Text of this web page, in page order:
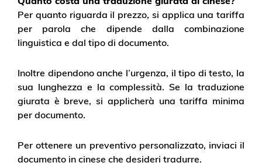
Per quanto riguarda il prezzo, si applica una tariffa
per parola che dipende dalla combinazione
linguistica e dal tipo di documento.
Inoltre dipendono anche l’urgenza, il tipo di testo, la
sua lunghezza e la complessità. Se la traduzione
giurata è breve, si applicherà una tariffa minima
per documento.
Per ottenere un preventivo personalizzato, inviaci il
documento in cinese che desideri tradurre.